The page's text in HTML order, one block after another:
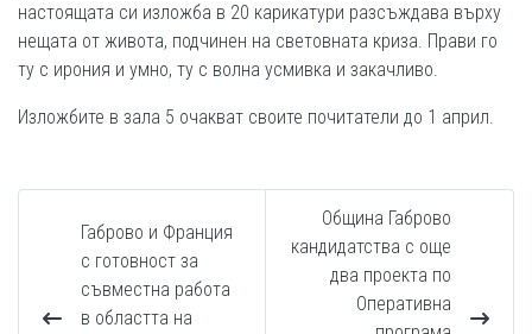
настоящата си изложба в 20 карикатури разсъждава върху
нещата от живота, подчинен на световната криза. Прави го
ту с ирония и умно, ту с волна усмивка и закачливо.
Изложбите в зала 5 очакват своите почитатели до 1 април.
Габрово и Франция
с готовност за
съвместна работа
в областта на
Община Габрово
кандидатства с още
два проекта по
Оперативна